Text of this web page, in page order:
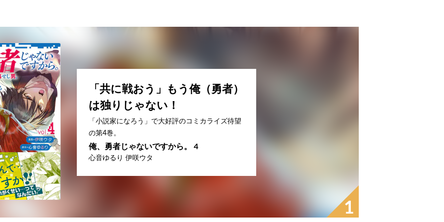
1
「共に戦おう」もう俺（勇者）
は独りじゃない！
「小説家になろう」で大好評のコミカライズ待望
の第4巻。
俺、勇者じゃないですから。 4
心音ゆるり 伊咲ウタ